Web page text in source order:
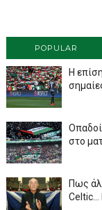
POPULAR
Η
στο
Πως
Celtic...